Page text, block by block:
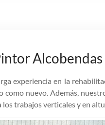
Alcobendas
experiencia en la
como nuevo. Además,
los trabajos verticales y en